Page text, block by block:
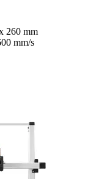
260 mm
mm/s